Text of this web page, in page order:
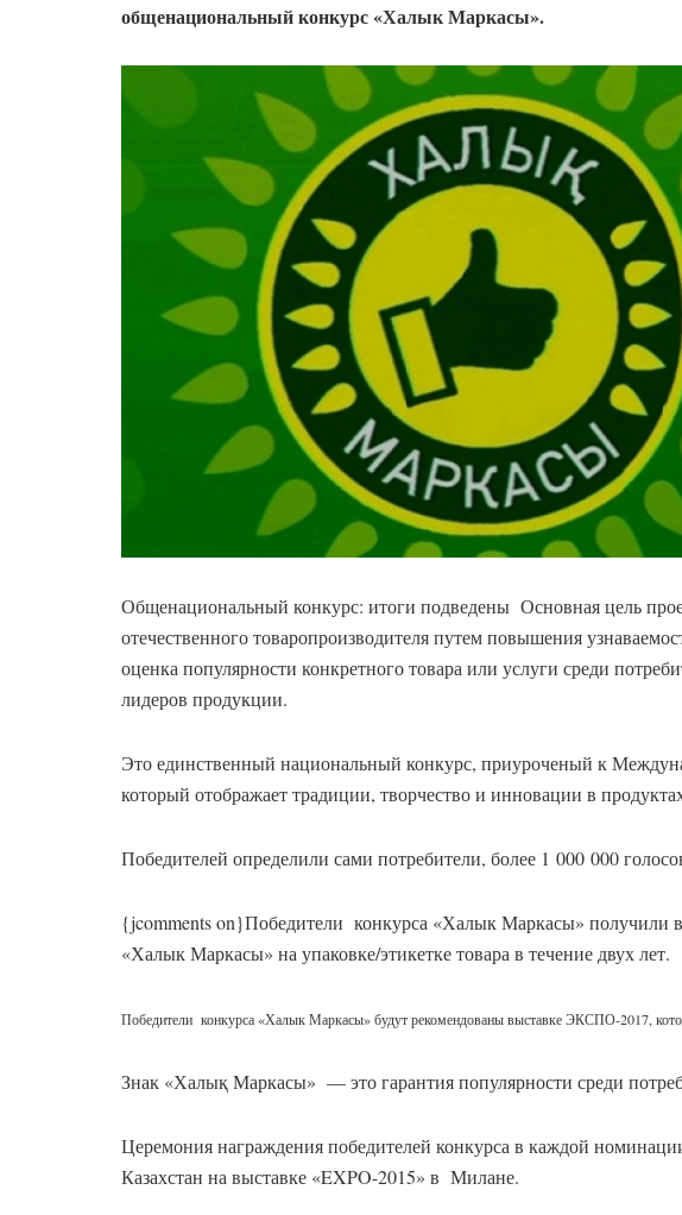
общенациональный конкурс«Халык Маркасы».
Общенациональный конкурс: итоги подведены Основная цель
отечественного товаропроизводителя путем повышения
оценка популярности конкретного товара или услуги среди
лидеров продукции.
Это единственный национальный конкурс, приуроченый к
который отображает традиции, творчество и инновации в
Победителей определили сами потребители, более 1 000 000
{jcomments on}Победители конкурса «Халык Маркасы» получили
«Халык Маркасы» на упаковке/этикетке товара в течение двух лет.
Победители конкурса «Халык Маркасы» будут рекомендованы выставке ЭКСПО-2017,
Знак «Халық Маркасы» — это гарантия популярности среди
Церемония награждения победителей конкурса в каждой
Казахстан на выставке «EXPO-2015» в Милане.